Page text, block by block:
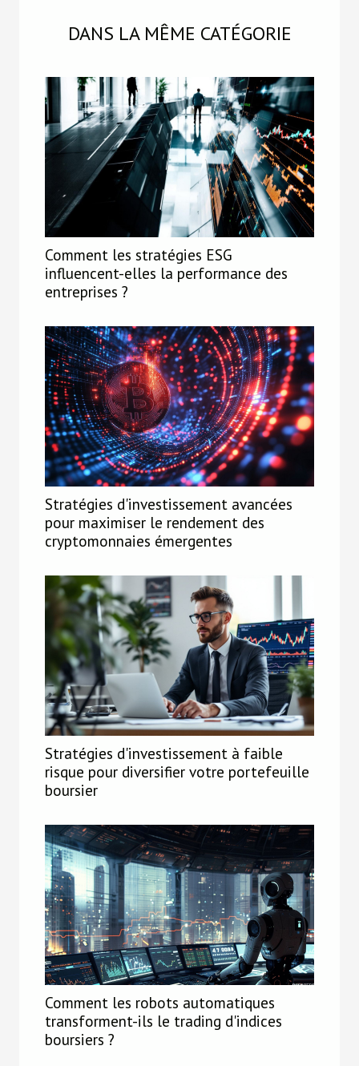
DANS LA MÊME CATÉGORIE
Comment les stratégies ESG
influencent-elles la performance des
entreprises ?
Stratégies d'investissement avancées
pour maximiser le rendement des
cryptomonnaies émergentes
Stratégies d'investissement à faible
risque pour diversifier votre portefeuille
boursier
Comment les robots automatiques
transforment-ils le trading d'indices
boursiers ?